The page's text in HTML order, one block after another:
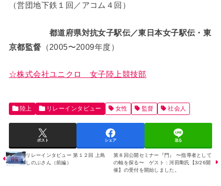
（営団地下鉄１回／アコム４回）
都道府県対抗女子駅伝／東日本女子駅伝・東
京都監督 （2005〜2009年度）
☆株式会社ユニクロ 女子陸上競技部
陸上 リレーインタビュー 女性 監督 社会人
ポスト シェア 送る
リレーインタビュー 第１２回 上島
しのぶさん（前編）
第８回公開セミナー『門』 〜指導者として
の軸を探る〜 ゲスト：河田剛氏【3/26開
催】の受付を開始しました。